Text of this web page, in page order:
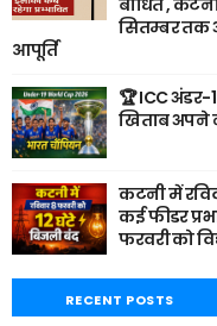
बाधित ,
सितम्बर तक
आपूर्ति
🏆 ICC अंडर-
खिताब अपने
कटनी में
कई फीडर
फरवरी को
RECENT POSTS